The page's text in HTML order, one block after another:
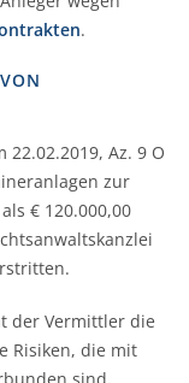
.
Az. 9 O
zur
€ 120.000,00
der Vermittler die
Risiken, die mit